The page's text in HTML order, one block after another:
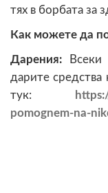
тях в борбата за
Как можете да
Дарения:
дарите
тук:
pomognem-na-